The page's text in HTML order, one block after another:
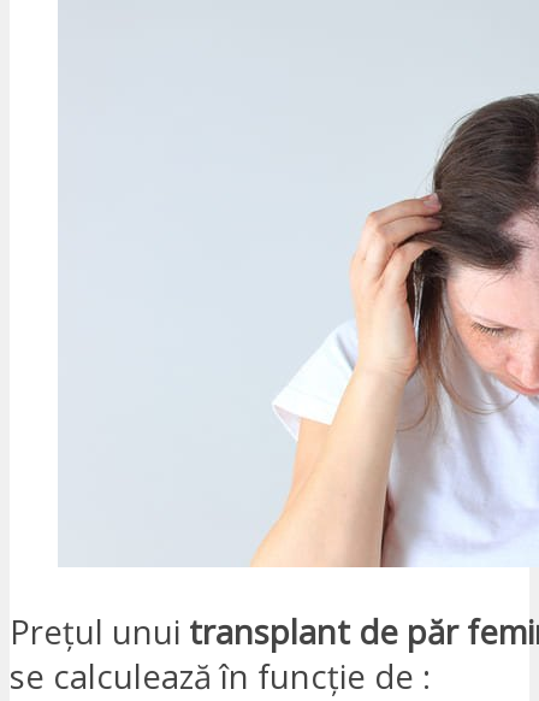
Prețul unui transplant de păr
se calculează în funcție de :